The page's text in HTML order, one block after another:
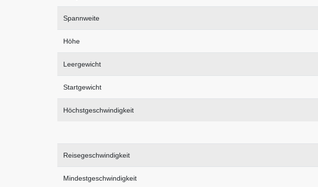
Spannweite
Höhe
Leergewicht
Startgewicht
Höchstgeschwindigkeit
Reisegeschwindigkeit
Mindestgeschwindigkeit